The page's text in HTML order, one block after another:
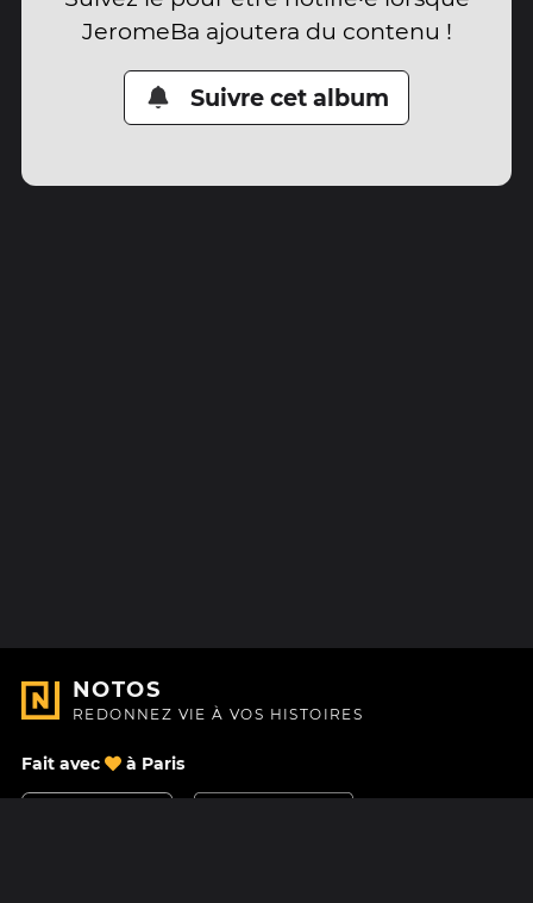
JeromeBa ajoutera du contenu !
Suivre cet album
NOTOS
REDONNEZ VIE À VOS HISTOIRES
Fait avec à Paris